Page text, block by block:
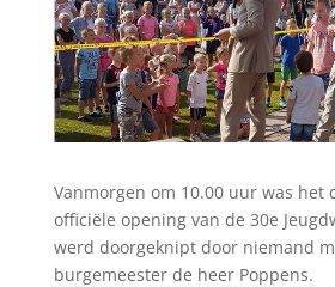
Vanmorgen om 10.00 uur was het
officiële opening van de 30e
werd doorgeknipt door niemand
burgemeester de heer Poppens.